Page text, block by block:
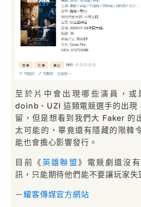
至於片中會出現哪些演員，或
doinb、UZI 這類電競選手的出現
留，但是想看到我們大 Faker 的
太可能的，畢竟還有隱藏的限韓
能也會擔心影響發行。
目前《英雄聯盟》電競劇還沒
訊，只能期待他們能不要讓玩家失
－耀客傳媒官方網站